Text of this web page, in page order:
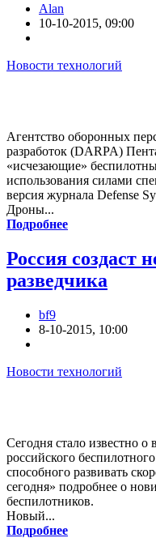
Alan
10-10-2015, 09:00
Новости технологий
Агентство оборонных
разработок (DARPA)
«исчезающие»
использования силами
версия журнала Defense
Дроны...
Подробнее
Россия создаст
разведчика
bf9
8-10-2015, 10:00
Новости технологий
Сегодня стало известно о
российского
способного развивать
сегодня» подробнее о
беспилотников.
Новый...
Подробнее